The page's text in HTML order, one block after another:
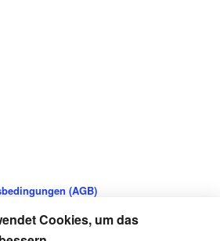
(AGB)
Cookies, um das